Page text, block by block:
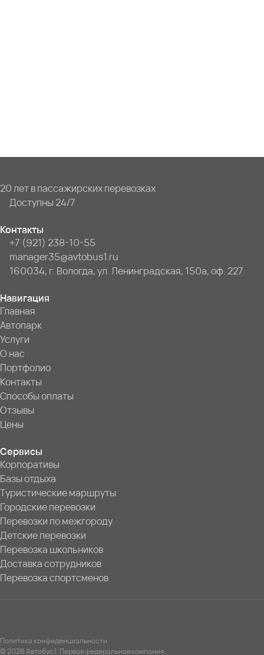
20 лет в пассажирских перевозках
Доступны 24/7
Контакты
+7 (921) 238-10-55
manager35@avtobus1.ru
160034, г. Вологда, ул. Ленинградская, 150а, оф. 227
Навигация
Главная
Автопарк
Услуги
О нас
Портфолио
Контакты
Способы оплаты
Отзывы
Цены
Сервисы
Корпоративы
Базы отдыха
Туристические маршруты
Городские перевозки
Перевозки по межгороду
Детские перевозки
Перевозка школьников
Доставка сотрудников
Перевозка спортсменов
Политика конфиденциальности
© 2026 Автобус1. Первая федеральная компания.